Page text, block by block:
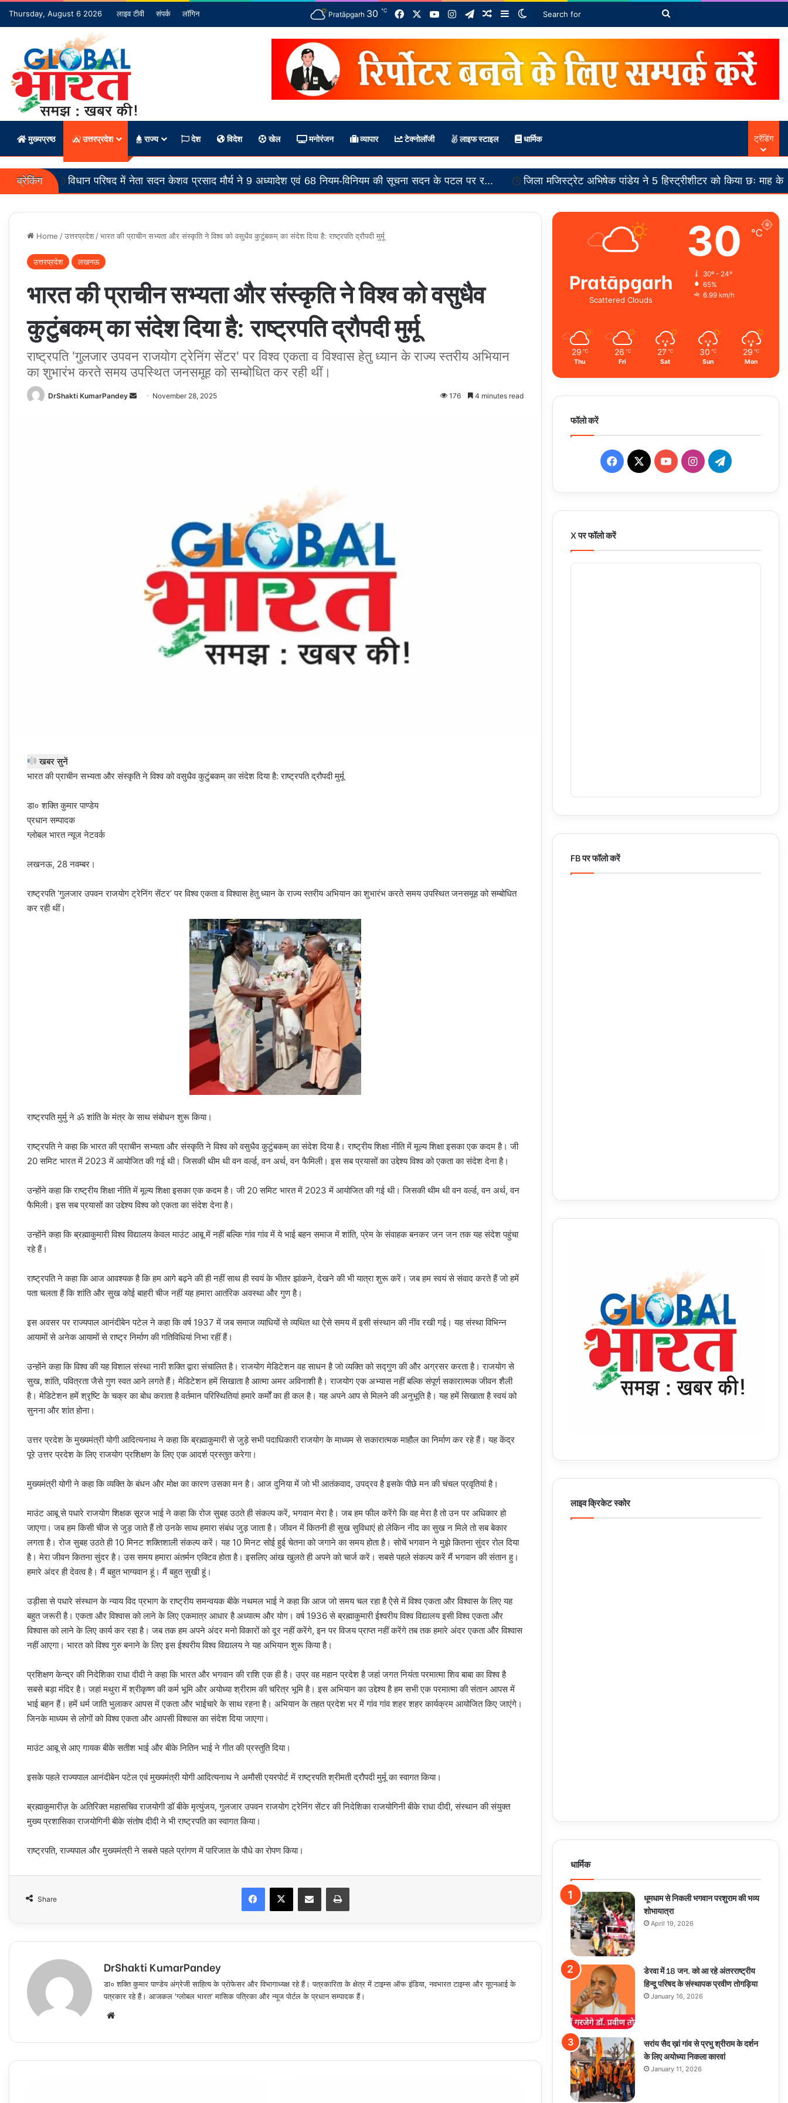
Thursday, August 6 2026 लाइव टीवी संपर्क लॉगिन Pratāpgarh 30 ℃ FacebookYouTubeInstagram
TelegramRandom Article
SidebarSwitch skin
Search
मुख्यप्रष्ठ उत्तरप्रदेश राज्य देश विदेश खेल मनोरंजन व्यापार टेक्नोलॉजी लाइफ स्टाइल धार्मिक ट्रेंडिंग
ब्रेकिंग
परिषद में नेता सदन केशव प्रसाद मौर्य ने 9 अध्यादेश एवं 68 नियम-विनियम की सूचना सदन के पटल पर र... जिला मजिस्ट्रेट अभिषेक पांडेय ने 5 हिस्ट्रीशीटर को किया छः माह के लिए जिला बदर
Home /उत्तरप्रदेश /भारत की प्राचीन सभ्यता और संस्कृति ने विश्व को वसुधैव कुटुंबकम् का संदेश दिया है: राष्ट्रपति द्रौपदी मुर्मू
उत्तरप्रदेश लखनऊ
भारत की प्राचीन सभ्यता और संस्कृति ने विश्व को वसुधैव
कुटुंबकम् का संदेश दिया है: राष्ट्रपति द्रौपदी मुर्मू
राष्ट्रपति 'गुलजार उपवन राजयोग ट्रेनिंग सेंटर' पर विश्व एकता व विश्वास हेतु ध्यान के राज्य स्तरीय अभियान
का शुभारंभ करते समय उपस्थित जनसमूह को सम्बोधित कर रही थीं।
DrShakti KumarPandey
Send November 28, 2025 176 4 minutes read
खबर सुनें
भारत की प्राचीन सभ्यता और संस्कृति ने विश्व को वसुधैव कुटुंबकम् का संदेश दिया है: राष्ट्रपति द्रौपदी मुर्मू
डा० शक्ति कुमार पाण्डेय
प्रधान सम्पादक
ग्लोबल भारत न्यूज नेटवर्क
लखनऊ, 28 नवम्बर।
राष्ट्रपति ‘गुलजार उपवन राजयोग ट्रेनिंग सेंटर’ पर विश्व एकता व विश्वास हेतु ध्यान के राज्य स्तरीय अभियान का शुभारंभ करते समय उपस्थित जनसमूह को सम्बोधित
कर रही थीं।
राष्ट्रपति मुर्मु ने ॐ शांति के मंत्र के साथ संबोधन शुरू किया।
राष्ट्रपति ने कहा कि भारत की प्राचीन सभ्यता और संस्कृति ने विश्व को वसुधैव कुटुंबकम् का संदेश दिया है। राष्ट्रीय शिक्षा नीति में मूल्य शिक्षा इसका एक कदम है। जी
20 समिट भारत में 2023 में आयोजित की गई थी। जिसकी थीम थी वन वर्ल्ड, वन अर्थ, वन फैमिली। इस सब प्रयासों का उद्देश्य विश्व को एकता का संदेश देना है।
उन्होंने कहा कि राष्ट्रीय शिक्षा नीति में मूल्य शिक्षा इसका एक कदम है। जी 20 समिट भारत में 2023 में आयोजित की गई थी। जिसकी थीम थी वन वर्ल्ड, वन अर्थ, वन
फैमिली। इस सब प्रयासों का उद्देश्य विश्व को एकता का संदेश देना है।
उन्होंने कहा कि ब्रह्माकुमारी विश्व विद्यालय केवल माउंट आबू में नहीं बल्कि गांव गांव में ये भाई बहन समाज में शांति, प्रेम के संवाहक बनकर जन जन तक यह संदेश पहुंचा
रहे हैं।
राष्ट्रपति ने कहा कि आज आवश्यक है कि हम आगे बढ़ने की ही नहीं साथ ही स्वयं के भीतर झांकने, देखने की भी यात्रा शुरू करें। जब हम स्वयं से संवाद करते हैं जो हमें
पता चलता हैं कि शांति और सुख कोई बाहरी चीज नहीं यह हमारा आतंरिक अवस्था और गुण है।
इस अवसर पर राज्यपाल आनंदीबेन पटेल ने कहा कि वर्ष 1937 में जब समाज व्याधियों से व्यथित था ऐसे समय में इसी संस्थान की नींव रखी गई। यह संस्था विभिन्न
आयामों से अनेक आयामों से राष्ट्र निर्माण की गतिविधियां निभा रहीं हैं।
उन्होंने कहा कि विश्व की यह विशाल संस्था नारी शक्ति द्वारा संचालित है। राजयोग मेडिटेशन वह साधन है जो व्यक्ति को सद्गुण की और अग्रसर करता है। राजयोग से
सुख, शांति, पवित्रता जैसे गुण स्वत आने लगते हैं। मेडिटेशन हमें सिखाता है आत्मा अमर अविनाशी है। राजयोग एक अभ्यास नहीं बल्कि संपूर्ण सकारात्मक जीवन शैली
है। मेडिटेशन हमें श्रृष्टि के चक्र का बोध कराता है वर्तमान परिस्थितियां हमारे कर्मों का ही कल है। यह अपने आप से मिलने की अनुभूति है। यह हमें सिखाता है स्वयं को
सुनना और शांत होना।
उत्तर प्रदेश के मुख्यमंत्री योगी आदित्यनाथ ने कहा कि ब्रह्माकुमारी से जुड़े सभी पदाधिकारी राजयोग के माध्यम से सकारात्मक माहौल का निर्माण कर रहे हैं। यह केंद्र
पूरे उत्तर प्रदेश के लिए राजयोग प्रशिक्षण के लिए एक आदर्श प्रस्तुत करेगा।
मुख्यमंत्री योगी ने कहा कि व्यक्ति के बंधन और मोक्ष का कारण उसका मन है। आज दुनिया में जो भी आतंकवाद, उपद्रव है इसके पीछे मन की चंचल प्रवृतियां है।
माउंट आबू से पधारे राजयोग शिक्षक सूरज भाई ने कहा कि रोज सुबह उठते ही संकल्प करें, भगवान मेरा है। जब हम फील करेंगे कि वह मेरा है तो उन पर अधिकार हो
जाएगा। जब हम किसी चीज से जुड़ जाते हैं तो उनके साथ हमारा संबंध जुड़ जाता है। जीवन में कितनी ही सुख सुविधाएं हो लेकिन नीद का सुख न मिले तो सब बेकार
लगता है। रोज सुबह उठते ही 10 मिनट शक्तिशाली संकल्प करें। यह 10 मिनट सोई हुई चेतना को जगाने का समय होता है। सोचें भगवान ने मुझे कितना सुंदर रोल दिया
है। मेरा जीवन कितना सुंदर है। उस समय हमारा अंतर्मन एक्टिव होता है। इसलिए आंख खुलते ही अपने को चार्ज करें। सबसे पहले संकल्प करें मैं भगवान की संतान हु।
हमारे अंदर ही देवत्व है। मैं बहुत भाग्यवान हूं। मैं बहुत सुखी हूं।
उड़ीसा से पधारे संस्थान के न्याय विद प्रभाग के राष्ट्रीय समन्वयक बीके नथमल भाई ने कहा कि आज जो समय चल रहा है ऐसे में विश्व एकता और विश्वास के लिए यह
बहुत जरूरी है। एकता और विश्वास को लाने के लिए एकमात्र आधार है अध्यात्म और योग। वर्ष 1936 से ब्रह्माकुमारी ईश्वरीय विश्व विद्यालय इसी विश्व एकता और
विश्वास को लाने के लिए कार्य कर रहा है। जब तक हम अपने अंदर मनो विकारों को दूर नहीं करेंगे, इन पर विजय प्राप्त नहीं करेंगे तब तक हमारे अंदर एकता और विश्वास
नहीं आएगा। भारत को विश्व गुरु बनाने के लिए इस ईश्वरीय विश्व विद्यालय ने यह अभियान शुरू किया है।
प्रशिक्षण केन्द्र की निदेशिका राधा दीदी ने कहा कि भारत और भगवान की राशि एक ही है। उप्र वह महान प्रदेश है जहां जगत नियंता परमात्मा शिव बाबा का विश्व है
सबसे बड़ा मंदिर है। जहां मथुरा में श्रीकृष्ण की कर्म भूमि और अयोध्या श्रीराम की चरित्र भूमि है। इस अभियान का उद्देश्य है हम सभी एक परमात्मा की संतान आपस में
भाई बहन हैं। हमें धर्म जाति भुलाकर आपस में एकता और भाईचारे के साथ रहना है। अभियान के तहत प्रदेश भर में गांव गांव शहर शहर कार्यक्रम आयोजित किए जाएंगे।
जिनके माध्यम से लोगों को विश्व एकता और आपसी विश्वास का संदेश दिया जाएगा।
माउंट आबू से आए गायक बीके सतीश भाई और बीके नितिन भाई ने गीत की प्रस्तुति दिया।
इसके पहले राज्यपाल आनंदीबेन पटेल एवं मुख्यमंत्री योगी आदित्यनाथ ने अमौसी एयरपोर्ट में राष्ट्रपति श्रीमती द्रौपदी मुर्मू का स्वागत किया।
ब्रह्माकुमारीज़ के अतिरिक्त महासचिव राजयोगी डॉ बीके मृत्युंजय, गुलजार उपवन राजयोग ट्रेनिंग सेंटर की निदेशिका राजयोगिनी बीके राधा दीदी, संस्थान की संयुक्त
मुख्य प्रशासिका राजयोगिनी बीके संतोष दीदी ने भी राष्ट्रपति का स्वागत किया।
राष्ट्रपति, राज्यपाल और मुख्यमंत्री ने सबसे पहले प्रांगण में पारिजात के पौधे का रोपण किया।
Share
Facebook
X Share via Email Print
DrShakti KumarPandey
डा० शक्ति कुमार पाण्डेय अंग्रेजी साहित्य के प्रोफेसर और विभागाध्यक्ष रहे हैं। पत्रकारिता के क्षेत्र में टाइम्स ऑफ इंडिया, नवभारत टाइम्स और यूएनआई के
पत्रकार रहे हैं। आजकल 'ग्लोबल भारत' मासिक पत्रिका और न्यूज पोर्टल के प्रधान सम्पादक हैं।
Pratāpgarh
Scattered Clouds
30 ℃
30º - 24º
65%
6.99 km/h
29 ℃
Thu
26 ℃
Fri
27 ℃
Sat
30 ℃
Sun
29 ℃
Mon
फॉलो करें
Facebook
X YouTubeInstagramTelegram
X पर फॉलो करें
FB पर फॉलो करें
लाइव क्रिकेट स्कोर
धार्मिक
धूमधाम से निकली भगवान परशुराम की भव्य
शोभायात्रा
April 19, 2026
डेरवा में 18 जन. को आ रहे अंतरराष्ट्रीय
हिन्दू परिषद के संस्थापक प्रवीण तोगड़िया
January 16, 2026
सरांय सैद ख़ां गांव से प्रभु श्रीराम के दर्शन
के लिए अयोध्या निकला कारवां
January 11, 2026